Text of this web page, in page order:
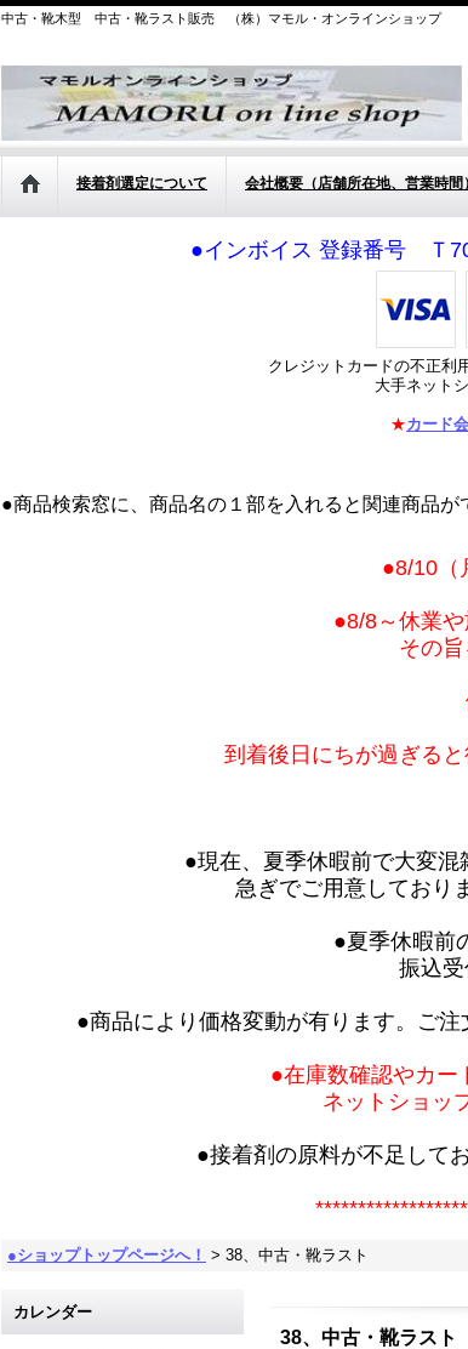
中古・靴木型 中古・靴ラスト販売 （株）マモル・オンラインショップ
接着剤選定について 会社概要（店舗所在地、営業時間）
●インボイス 登録番号 Ｔ
クレジットカードの不正利
大手ネット
★カード
●商品検索窓に、商品名の１部を入れると関連商
●8/10（
●8/8～休業
その
到着後日にちが過ぎる
●現在、夏季休暇前で大変混
急ぎでご用意しており
●夏季休暇前
振込受
●商品により価格変動が有ります。ご
●在庫数確認やカー
ネットショッ
●接着剤の原料が不足して
●ショップトップページへ！ > 38、中古・靴ラスト
カレンダー
38、中古・靴ラスト